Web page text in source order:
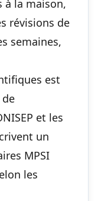
à la maison,
révisions de
semaines,
est
et les
un
MPSI
les